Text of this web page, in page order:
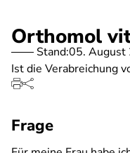
Orthomol
Stand:05. August
Ist die Verabreichung
Frage